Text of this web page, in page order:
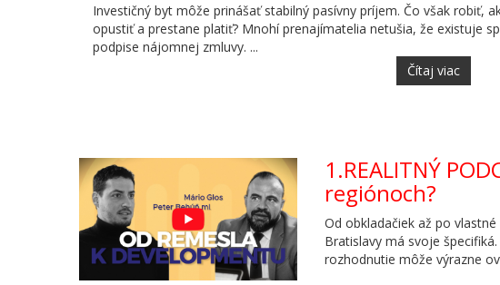
Investičný byt môže prinášať stabilný pasívny príjem. Čo však robiť,
opustiť a prestane platiť? Mnohí prenajímatelia netušia, že existuje
podpise nájomnej zmluvy. ...
Čítaj viac
1.REALITNÝ
regiónoch?
Od obkladačiek až po
Bratislavy má svoje
rozhodnutie môže výrazne